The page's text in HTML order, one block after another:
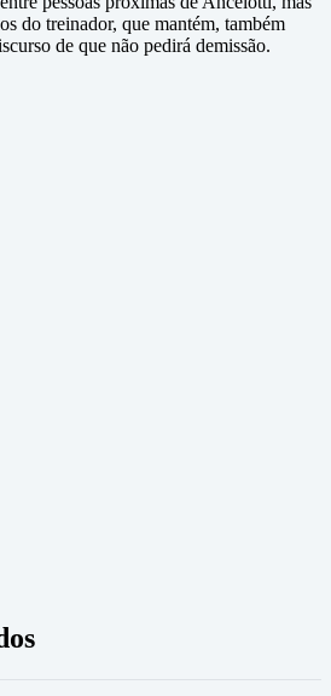
do treinador, que mantém, também
de que não pedirá demissão.